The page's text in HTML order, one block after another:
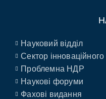
Науковий відділ
Сектор інноваційного
Проблемна НДР
Наукові форуми
Фахові видання